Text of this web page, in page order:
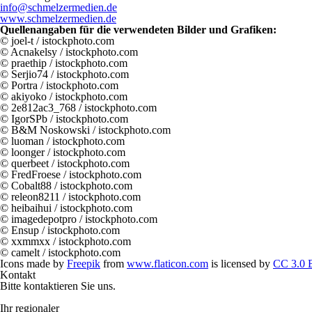
info@schmelzermedien.de
www.schmelzermedien.de
Quellenangaben für die verwendeten Bilder und Grafiken:
© joel-t / istockphoto.com
© Acnakelsy / istockphoto.com
© praethip / istockphoto.com
© Serjio74 / istockphoto.com
© Portra / istockphoto.com
© akiyoko / istockphoto.com
© 2e812ac3_768 / istockphoto.com
© IgorSPb / istockphoto.com
© B&M Noskowski / istockphoto.com
© luoman / istockphoto.com
© loonger / istockphoto.com
© querbeet / istockphoto.com
© FredFroese / istockphoto.com
© Cobalt88 / istockphoto.com
© releon8211 / istockphoto.com
© heibaihui / istockphoto.com
© imagedepotpro / istockphoto.com
© Ensup / istockphoto.com
© xxmmxx / istockphoto.com
© camelt / istockphoto.com
Icons made by Freepik from www.flaticon.com is licensed by CC 3.0
Kontakt
Bitte kontaktieren Sie uns.
Ihr regionaler